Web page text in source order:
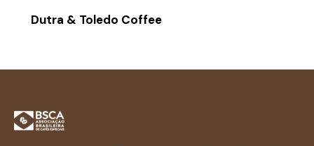
Dutra & Toledo Coffee